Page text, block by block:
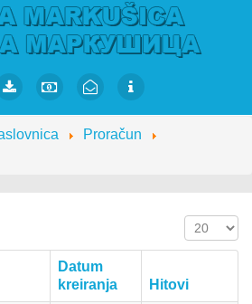
Proračun
Prikaz #
Datum
kreiranja
Hitovi